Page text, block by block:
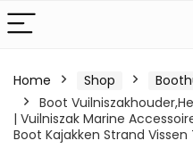
Home Shop
Boot
| Vuilniszak Marine
Boot Kajakken Strand Vissen